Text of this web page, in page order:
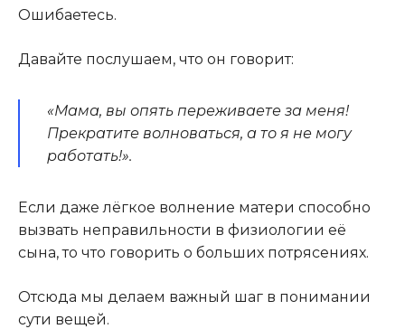
Ошибаетесь.
Давайте послушаем, что он говорит:
«Мама, вы опять переживаете за меня!
Прекратите волноваться, а то я не могу
работать!».
Если даже лёгкое волнение матери способно
вызвать неправильности в физиологии её
сына, то что говорить о больших потрясениях.
Отсюда мы делаем важный шаг в понимании
сути вещей.